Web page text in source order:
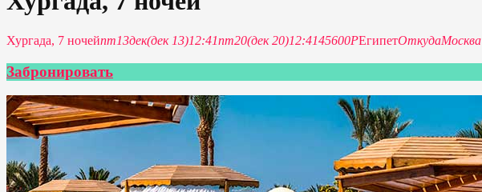
Хургада, 7 ночейпт13дек(дек 13)12:41пт20(дек 20)12:4145600РЕгипетОткудаМосква
Забронировать